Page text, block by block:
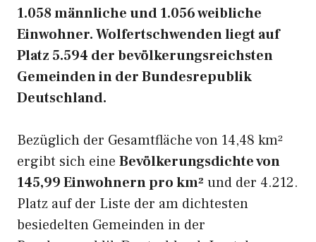
1.058 männliche und 1.056 weibliche
Einwohner. Wolfertschwenden liegt auf
Platz 5.594 der bevölkerungsreichsten
Gemeinden in der Bundesrepublik
Deutschland.
Bezüglich der Gesamtfläche von 14,48 km²
ergibt sich eine Bevölkerungsdichte von
145,99 Einwohnern pro km² und der 4.212.
Platz auf der Liste der am dichtesten
besiedelten Gemeinden in der